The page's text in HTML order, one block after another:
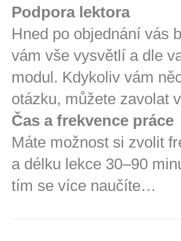
Podpora lektora
Hned po objednání vás
vám vše vysvětlí a dle
modul. Kdykoliv vám
otázku, můžete zavolat
Čas a frekvence práce
Máte možnost si zvolit
a délku lekce 30–90
tím se více naučíte…